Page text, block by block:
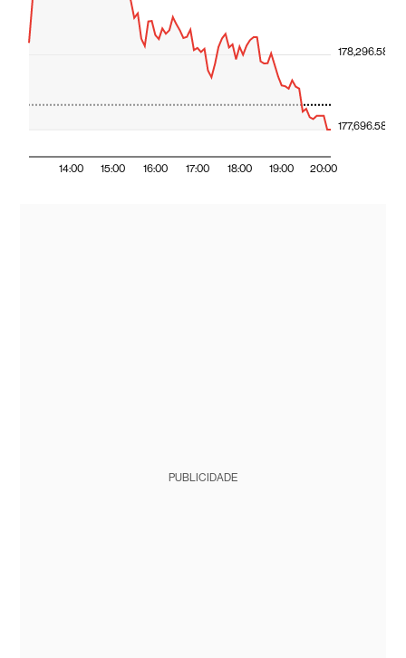
14:00 15:00 16:00 17:00 18:00 19:00 20:00
177,696.58
178,296.58
PUBLICIDADE